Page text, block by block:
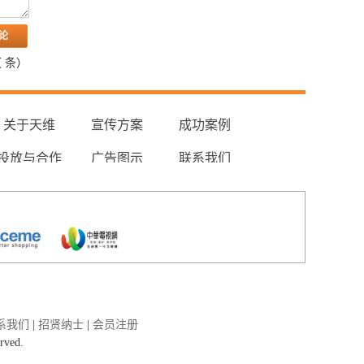
条）
关于天维 宣传方案 成功案例
放与合作 广告图示 联系我们
我们 招贤纳士
会员注册